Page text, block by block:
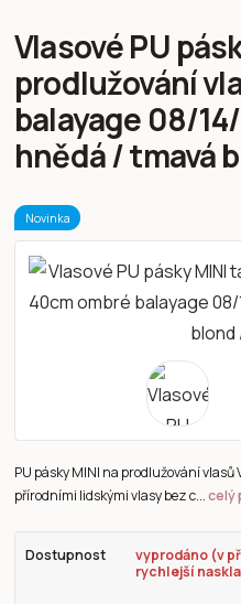
Vlasové PU
prodlužování
balayage 08/
hnědá / tmavá
Novinka
PU pásky MINI na prodlužování vlasů
přírodními lidskými vlasy bez c...celý
Dostupnost
vyprodáno (v
rychlejší